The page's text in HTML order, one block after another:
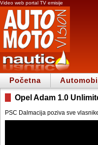
Video web portal TV emisije
Početna
Opel Adam 1.0
PSC Dalmacija poziva sve